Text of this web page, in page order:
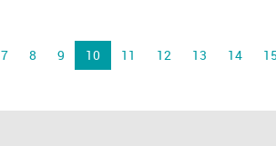
7 8 9 10 11 12 13 14 15